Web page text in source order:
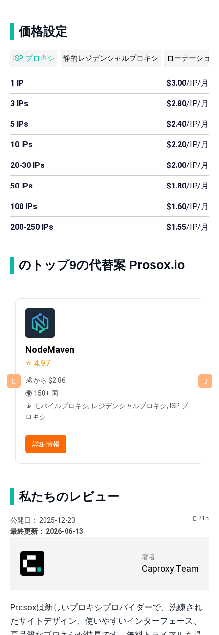
価格設定
ISP プロキシ 静的レジデンシャルプロキシ ローテーショ
1 IP $3.00/IP/月
3 IPs $2.80/IP/月
5 IPs $2.40/IP/月
10 IPs $2.20/IP/月
20-30 IPs $2.00/IP/月
50 IPs $1.80/IP/月
100 IPs $1.60/IP/月
200-250 IPs $1.55/IP/月
のトップ9の代替案 Prosox.io
NodeMaven
⭐ 4.97
💰 から $2.86
🌍 150+ 国
📡 モバイルプロキシ, レジデンシャルプロキシ, ISP プ
ロキシ
詳細情報
私たちのレビュー
著者
Caproxy Team
公開日： 2025-12-23
最終更新： 2026-06-13
215
Prosoxは新しいプロキシプロバイダーで、洗練され
たサイトデザイン、使いやすいインターフェース、